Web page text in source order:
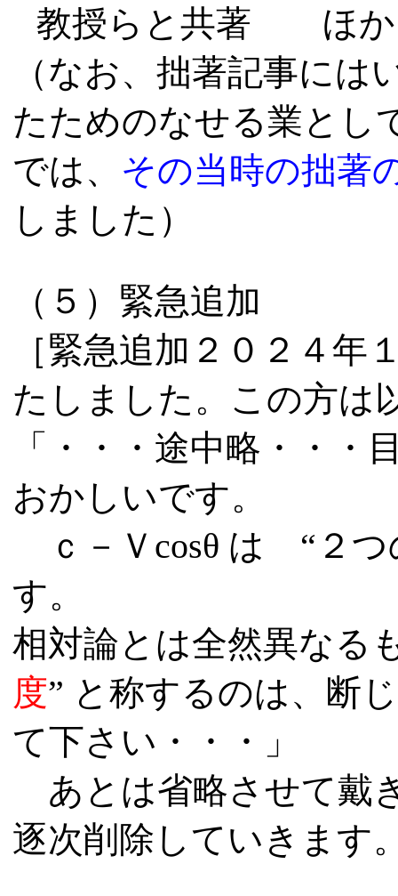
教授らと共著 ほか
（なお、拙著記事に
たためのなせる業とし
では、 その当時の拙著
しました）
（５）緊急追加
［緊急追加 ２０２４年
たしました。この方は
「・・・途中略・・・
おかしいです。
ｃ－Ｖcosθ は
“ ２ つ
す。
相対論とは全然異なる
度” と称するのは、断
て下さい・・・」
あとは省略させて戴
逐次削除していきます